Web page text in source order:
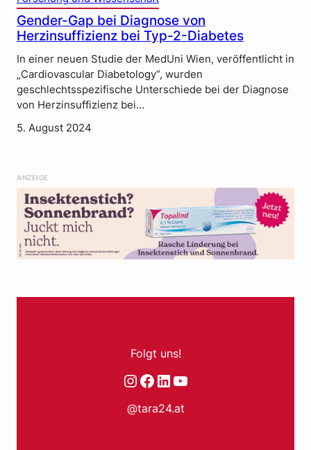
Gender-Gap bei Diagnose von
Herzinsuffizienz bei Typ-2-Diabetes
In einer neuen Studie der MedUni Wien, veröffentlicht in
„Cardiovascular Diabetology“, wurden
geschlechtsspezifische Unterschiede bei der Diagnose
von Herzinsuffizienz bei…
5. August 2024
ANZEIGE
Folgt uns!
Instagram Facebook LinkedIn YouTube
@tara24.at